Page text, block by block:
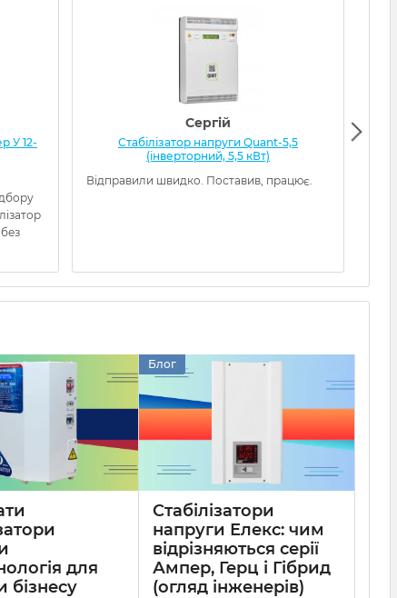
У 12-
Сергій
Стабілізатор напруги Quant-5,5
(інверторний, 5,5 кВт)
Відправили швидко. Поставив, працює.
для
бізнесу
Блог
Стабілізатори
напруги Елекс: чим
відрізняються серії
Ампер, Герц і Гібрид
(огляд інженерів)